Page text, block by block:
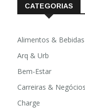
CATEGORIAS
Alimentos & Bebidas
Arq & Urb
Bem-Estar
Carreiras & Negócios
Charge